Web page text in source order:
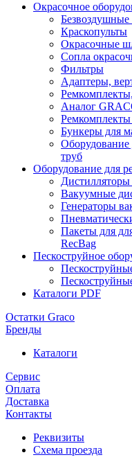
Окрасочное
Безвоздушные
Краскопульты
Окрасочные
Сопла
Фильтры
Адаптеры,
Аналог
Ремкомплекты
Бункеры для
Оборудование
труб
Оборудование для
Дистилляторы
Вакуумные
Генераторы
Пакеты для
RecBag
Пескоструйное
Каталоги PDF
Остатки Graco
Бренды
Каталоги
Сервис
Оплата
Доставка
Контакты
Реквизиты
Схема проезда